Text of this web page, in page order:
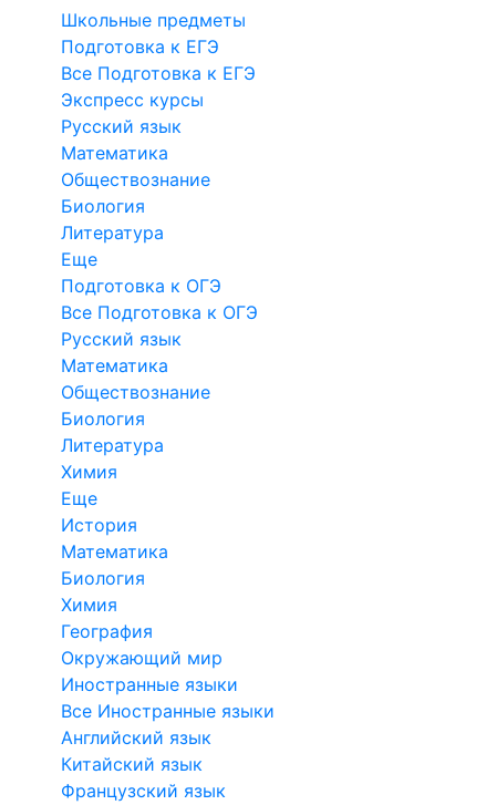
Школьные предметы
Подготовка к ЕГЭ
Все Подготовка к ЕГЭ
Экспресс курсы
Русский язык
Математика
Обществознание
Биология
Литература
Еще
Подготовка к ОГЭ
Все Подготовка к ОГЭ
Русский язык
Математика
Обществознание
Биология
Литература
Химия
Еще
История
Математика
Биология
Химия
География
Окружающий мир
Иностранные языки
Все Иностранные языки
Английский язык
Китайский язык
Французский язык